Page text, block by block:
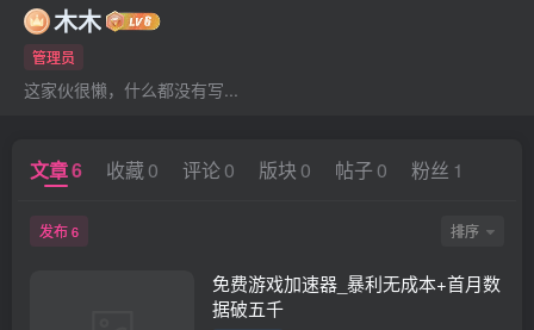
木木
管理员
这家伙很懒，什么都没有写...
文章6 收藏 0 评论0 版块 0 帖子 0 粉丝 1
发布 6 排序
免费游戏加速器_暴利无成本+首月数
据破五千